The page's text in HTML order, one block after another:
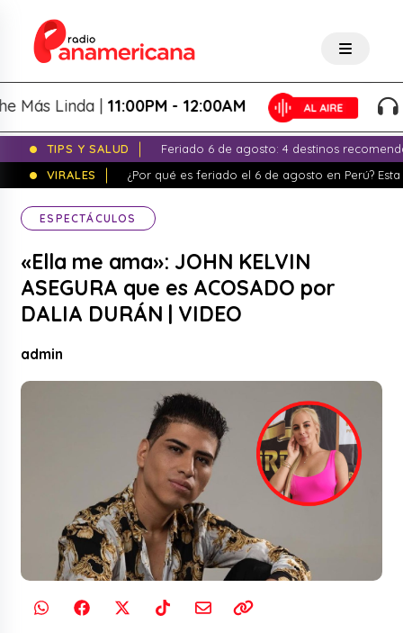
Linda |11:00PM - 12:00AM La
TIPS Y SALUD
Feriado 6 de agosto: 4 destinos
VIRALES
¿Por qué es feriado el 6 de agosto en Perú?
ESPECTÁCULOS
«Ella me ama»: JOHN KELVIN
ASEGURA que es ACOSADO por
DALIA DURÁN | VIDEO
admin